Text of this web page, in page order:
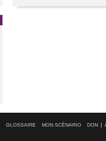
GLOSSAIRE MON SCÉNARIO DON